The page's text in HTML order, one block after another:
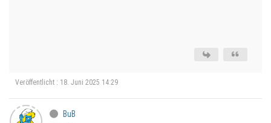
Veröffentlicht : 18. Juni 2025 14:29
BuB